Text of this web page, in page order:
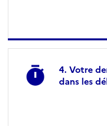
Votre
dans les